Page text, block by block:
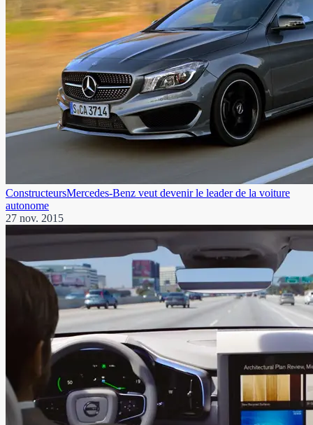
ConstructeursMercedes-Benz veut devenir le leader de la voiture
autonome
27 nov. 2015